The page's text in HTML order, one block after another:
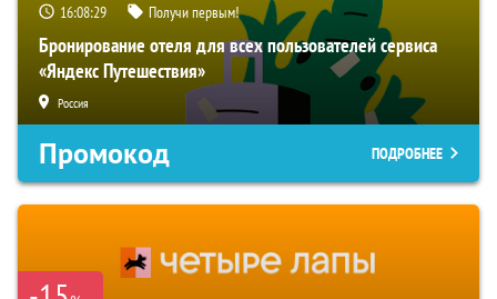
16:08:28 Получи первым!
Бронирование отеля для всех пользователей сервиса
«Яндекс Путешествия»
Россия
Промокод ПОДРОБНЕЕ